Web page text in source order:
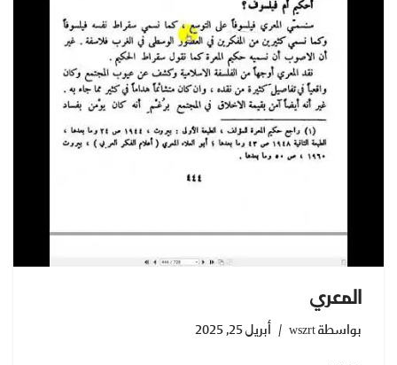
المعري
بواسطة wszrt أبريل 25, 2025